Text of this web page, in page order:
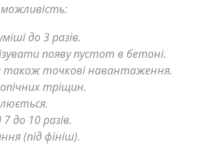
до 3 разів.
появу пустот в бетоні.
також точкові навантаження.
тріщин.
до 10 разів.
(під фініш).